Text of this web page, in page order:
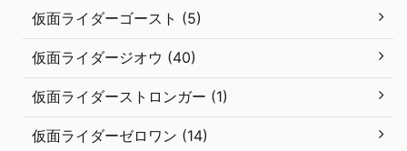
仮面ライダーゴースト (5)
仮面ライダージオウ (40)
仮面ライダーストロンガー (1)
仮面ライダーゼロワン (14)